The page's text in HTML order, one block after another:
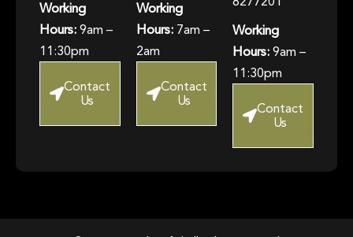
Working
Hours:9am –
11:30pm
Contact
Us
Working
Hours:7am –
2am
Contact
Us
Working
Hours:9am –
11:30pm
Contact
Us